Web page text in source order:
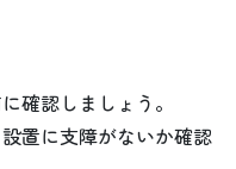
確認しましょう。
置に支障がないか確認